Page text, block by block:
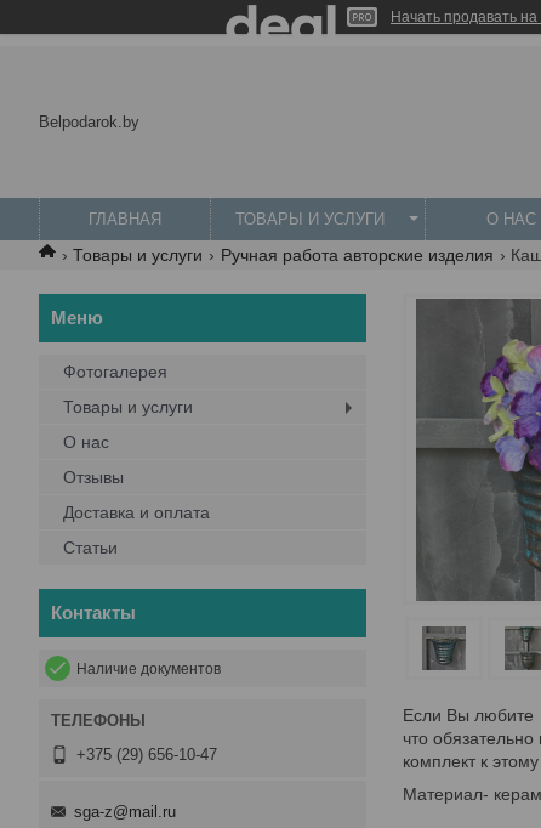
Начать продавать
Belpodarok.by
ГЛАВНАЯ ТОВАРЫ И УСЛУГИ О НАС
Товары и услуги Ручная работа авторские изделия
Если Вы любите
что
комплект к
Материал-
Фотогалерея
Товары и услуги
О нас
Отзывы
Доставка и оплата
Статьи
Контакты
Наличие документов
+375 (29) 656-10-47
sga-z@mail.ru